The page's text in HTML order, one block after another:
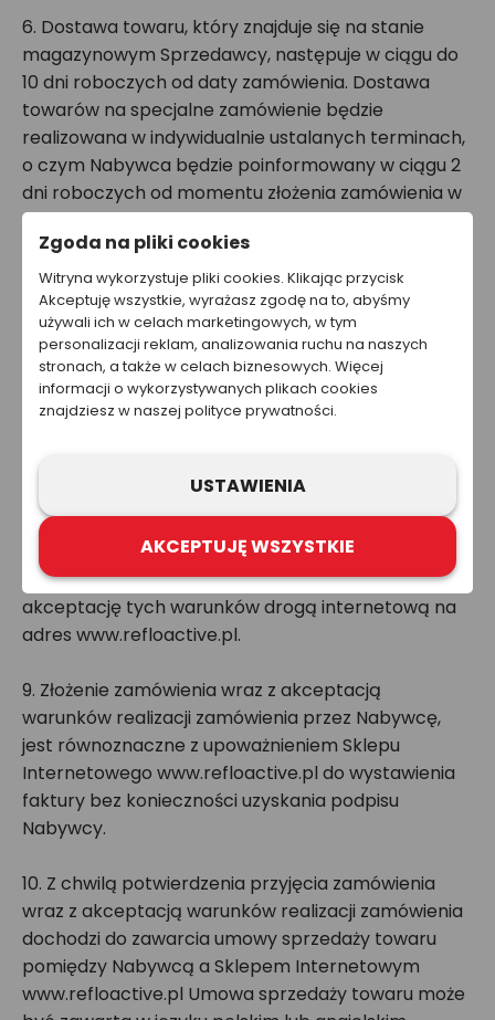
6. Dostawa towaru, który znajduje się na stanie
magazynowym Sprzedawcy, następuje w ciągu do
10 dni roboczych od daty zamówienia. Dostawa
towarów na specjalne zamówienie będzie
realizowana w indywidualnie ustalanych terminach,
o czym Nabywca będzie poinformowany w ciągu 2
dni roboczych od momentu złożenia zamówienia w
ramach warunków realizacji zamówienia.
7. W przypadku złożenia przez Nabywcę
zamówienia na towary nietypowe lub o wysokiej
wartości, Sprzedawca może, w procesie
potwierdzenia zamówienia, zażądać wpłaty zaliczki
na poczet realizacji zamówienia lub przedpłaty
pełnej wartości zamówienia, co będzie zaznaczone
będzie udokumentowana fakturą VAT, wystawioną
8. Po przedstawieniu warunków realizacji
zamówienia przez Sprzedawcę, Nabywca przesyła
akceptację tych warunków drogą internetową na
adres www.refloactive.pl.
9. Złożenie zamówienia wraz z akceptacją
warunków realizacji zamówienia przez Nabywcę,
jest równoznaczne z upoważnieniem Sklepu
Internetowego www.refloactive.pl do wystawienia
faktury bez konieczności uzyskania podpisu
Nabywcy.
10. Z chwilą potwierdzenia przyjęcia zamówienia
wraz z akceptacją warunków realizacji zamówienia
dochodzi do zawarcia umowy sprzedaży towaru
pomiędzy Nabywcą a Sklepem Internetowym
www.refloactive.pl Umowa sprzedaży towaru może
Zgoda na pliki cookies
Witryna wykorzystuje pliki cookies. Klikając przycisk
Akceptuję wszystkie, wyrażasz zgodę na to, abyśmy
używali ich w celach marketingowych, w tym
personalizacji reklam, analizowania ruchu na naszych
stronach, a także w celach biznesowych. Więcej
informacji o wykorzystywanych plikach cookies
znajdziesz w naszej polityce prywatności.
USTAWIENIA
AKCEPTUJĘ WSZYSTKIE